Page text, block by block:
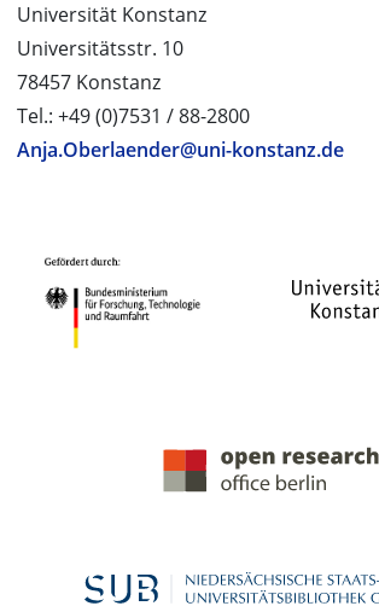
Universität Konstanz
Universitätsstr. 10
78457 Konstanz
Tel.: +49 (0)7531 / 88-2800
Anja.Oberlaender@uni-konstanz.de